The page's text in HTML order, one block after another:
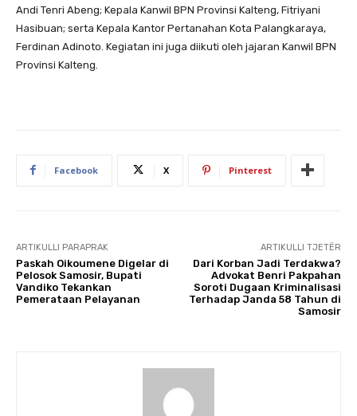
Andi Tenri Abeng; Kepala Kanwil BPN Provinsi Kalteng, Fitriyani
Hasibuan; serta Kepala Kantor Pertanahan Kota Palangkaraya,
Ferdinan Adinoto. Kegiatan ini juga diikuti oleh jajaran Kanwil BPN
Provinsi Kalteng.
Facebook X Pinterest
ARTIKULLI PARAPRAK
Paskah Oikoumene Digelar di
Pelosok Samosir, Bupati
Vandiko Tekankan
Pemerataan Pelayanan
ARTIKULLI TJETËR
Dari Korban Jadi Terdakwa?
Advokat Benri Pakpahan
Soroti Dugaan Kriminalisasi
Terhadap Janda 58 Tahun di
Samosir